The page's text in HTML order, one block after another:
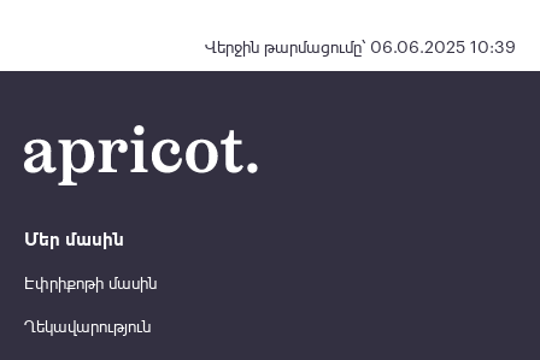
Վերջին թարմացումը՝ 06.06.2025 10:39
Մեր մասին
Էփրիքոթի մասին
Ղեկավարություն